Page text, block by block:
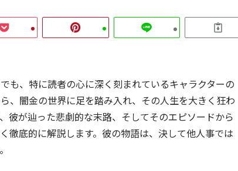
も、特に読者の心に深く刻まれているキャラクターの
、闇金の世界に足を踏み入れ、その人生を大きく狂わ
彼が辿った悲劇的な末路、そしてそのエピソードから
徹底的に解説します。彼の物語は、決して他人事では